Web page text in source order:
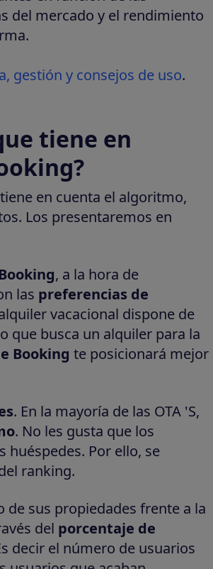
del mercado y el rendimiento
gestión y consejos de uso.
tiene en
en cuenta el algoritmo,
Los presentaremos en
, a la hora de
las preferencias de
vacacional dispone de
que busca un alquiler para la
Booking te posicionará mejor
. En la mayoría de las OTA 'S,
. No les gusta que los
huéspedes. Por ello, se
ranking.
sus propiedades frente a la
del porcentaje de
decir el número de usuarios